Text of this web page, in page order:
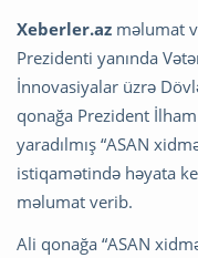
Xeberler.az məlumat
Prezidenti yanında
İnnovasiyalar üzrə
qonağa Prezident
yaradılmış “ASAN
istiqamətində həyata
məlumat verib.
Ali qonağa “ASAN